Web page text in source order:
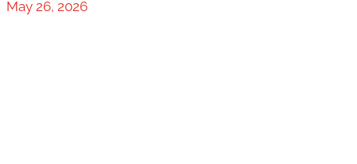
May 26, 2026